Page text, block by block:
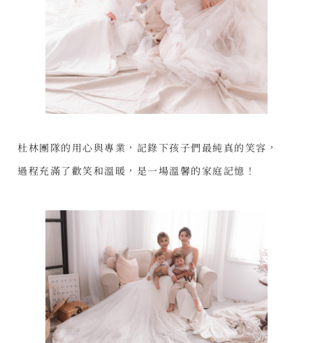
杜林團隊的用心與專業，記錄下孩子們最純真的笑容，
過程充滿了歡笑和溫暖，是一場溫馨的家庭記憶！